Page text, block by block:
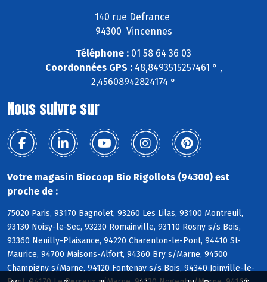
140 rue Defrance
94300 Vincennes
Téléphone : 01 58 64 36 03
Coordonnées GPS :48,8493515257461 ° ,
2,45608942824174 °
Nous suivre sur
Votre magasin Biocoop Bio Rigollots (94300) est
proche de :
75020 Paris, 93170 Bagnolet, 93260 Les Lilas, 93100 Montreuil,
93130 Noisy-le-Sec, 93230 Romainville, 93110 Rosny s/s Bois,
93360 Neuilly-Plaisance, 94220 Charenton-le-Pont, 94410 St-
Maurice, 94700 Maisons-Alfort, 94360 Bry s/Marne, 94500
Champigny s/Marne, 94120 Fontenay s/s Bois, 94340 Joinville-le-